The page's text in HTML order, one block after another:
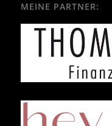
MEINE PARTNER: